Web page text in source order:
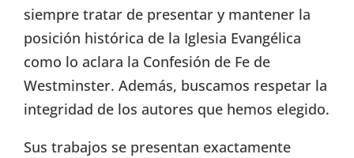
siempre tratar de presentar y mantener la
posición histórica de la Iglesia Evangélica
como lo aclara la Confesión de Fe de
Westminster. Además, buscamos respetar la
integridad de los autores que hemos elegido.
Sus trabajos se presentan exactamente